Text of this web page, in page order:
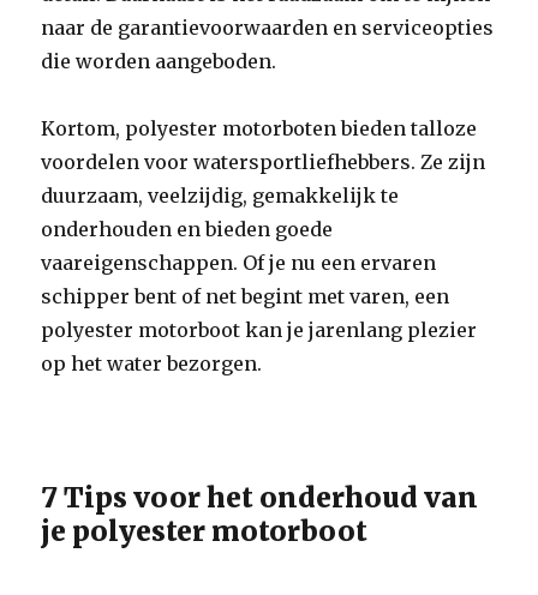
naar de garantievoorwaarden en serviceopties
die worden aangeboden.
Kortom, polyester motorboten bieden talloze
voordelen voor watersportliefhebbers. Ze zijn
duurzaam, veelzijdig, gemakkelijk te
onderhouden en bieden goede
vaareigenschappen. Of je nu een ervaren
schipper bent of net begint met varen, een
polyester motorboot kan je jarenlang plezier
op het water bezorgen.
7 Tips voor het onderhoud van
je polyester motorboot